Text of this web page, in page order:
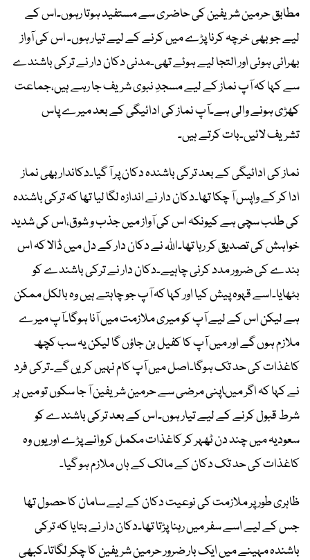
مطابق حرمین شریفین کی حاضری سے مستفید ہوتا رہوں۔اس کے
لیے جو بھی خرچہ کرنا پڑے میں کرنے کے لیے تیار ہوں۔ اس کی آواز
بھرائی ہوئی اور التجا لیے ہوئے تھی۔مدنی دکان دار نے ترکی باشندے
سے کہا کہ آپ نماز کے لیے مسجدِ نبوی شریف جا رہے ہیں،جماعت
کھڑی ہونے والی ہے۔آپ نماز کی ادائیگی کے بعد میرے پاس
تشریف لائیں۔بات کرتے ہیں۔
نماز کی ادائیگی کے بعد ترکی باشندہ دکان پر آ گیا۔دکاندار بھی نماز
ادا کر کے واپس آ چکا تھا۔دکان دار نے اندازہ لگا لیا تھا کہ ترکی باشندہ
کی طلب سچی ہے کیونکہ اس کی آواز میں جذب و شوق،اس کی شدید
خواہش کی تصدیق کر رہا تھا۔اﷲ نے دکان دار کے دل میں ڈالا کہ اس
بندے کی ضرور مدد کرنی چاہیے۔دکان دار نے ترکی باشندے کو
بٹھایا۔اسے قہوہ پیش کیا اور کہا کہ آپ جو چاہتے ہیں وہ بالکل ممکن
ہے لیکن اس کے لیے آپ کو میری ملازمت میں آنا ہوگا۔آپ میرے
ملازم ہوں گے اور میں آپ کا کفیل بن جاؤں گا لیکن یہ سب کچھ
کاغذات کی حد تک ہوگا۔اصل میں آپ کام نہیں کریں گے۔ترکی فرد
نے کہا کہ اگر میںاپنی مرضی سے حرمین شریفین آ جا سکوں تو میں ہر
شرط قبول کرنے کے لیے تیار ہوں۔اس کے بعد ترکی باشندے کو
سعودیہ میں چند دن ٹھہر کر کاغذات مکمل کروانے پڑے اور یوں وہ
کاغذات کی حد تک دکان کے مالک کے ہاں ملازم ہو گیا۔
ظاہری طور پر ملازمت کی نوعیت دکان کے لیے سامان کا حصول تھا
جس کے لیے اسے سفر میں رہنا پڑتا تھا۔دکان دار نے بتایا کہ ترکی
باشندہ مہینے میں ایک بار ضرور حرمین شریفین کا چکر لگاتا۔کبھی